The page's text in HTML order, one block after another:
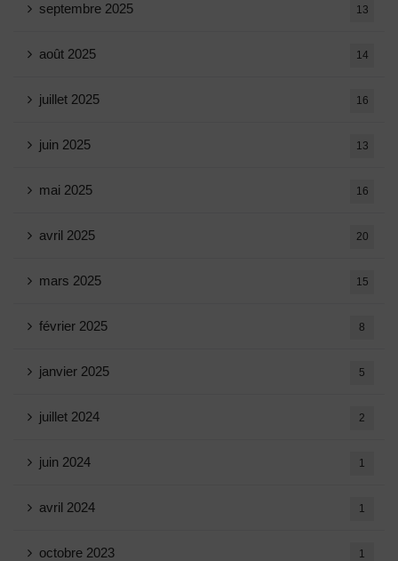
septembre 2025 13
août 2025 14
juillet 2025 16
juin 2025 13
mai 2025 16
avril 2025 20
mars 2025 15
février 2025 8
janvier 2025 5
juillet 2024 2
juin 2024 1
avril 2024 1
octobre 2023 1